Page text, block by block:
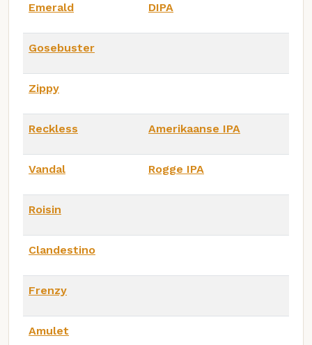
Emerald DIPA
Gosebuster
Zippy
Reckless Amerikaanse IPA
Vandal Rogge IPA
Roisin
Clandestino
Frenzy
Amulet